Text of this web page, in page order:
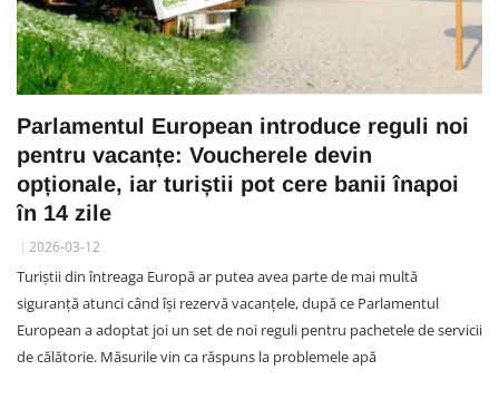
Parlamentul European introduce reguli noi
pentru vacanțe: Voucherele devin
opționale, iar turiștii pot cere banii înapoi
în 14 zile
2026-03-12
Turiștii din întreaga Europă ar putea avea parte de mai multă
siguranță atunci când își rezervă vacanțele, după ce Parlamentul
European a adoptat joi un set de noi reguli pentru pachetele de servicii
de călătorie. Măsurile vin ca răspuns la problemele apă